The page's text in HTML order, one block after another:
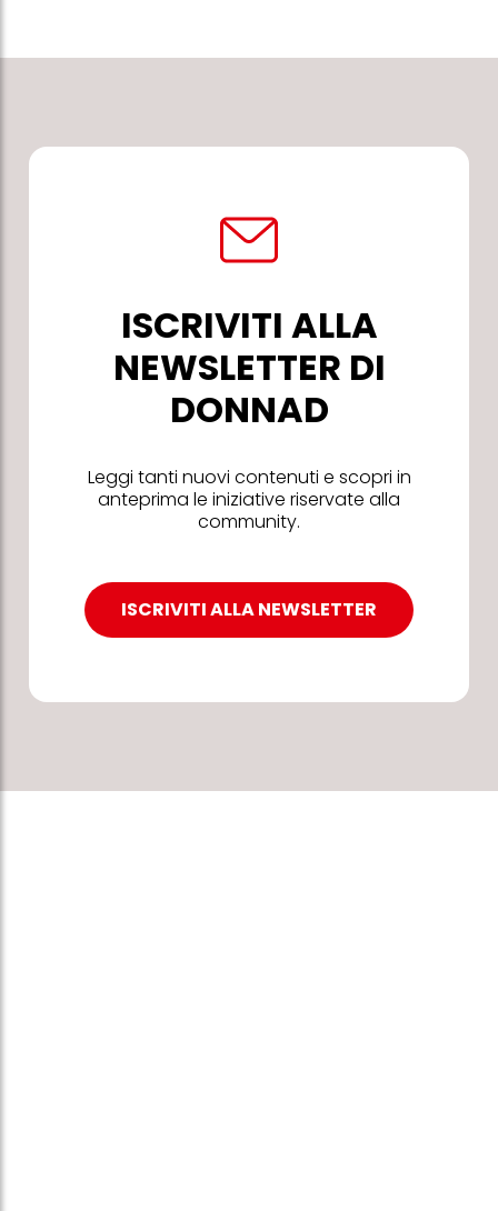
ISCRIVITI ALLA
NEWSLETTER DI
DONNAD
Leggi tanti nuovi contenuti e scopri in
anteprima le iniziative riservate alla
community.
ISCRIVITI ALLA NEWSLETTER